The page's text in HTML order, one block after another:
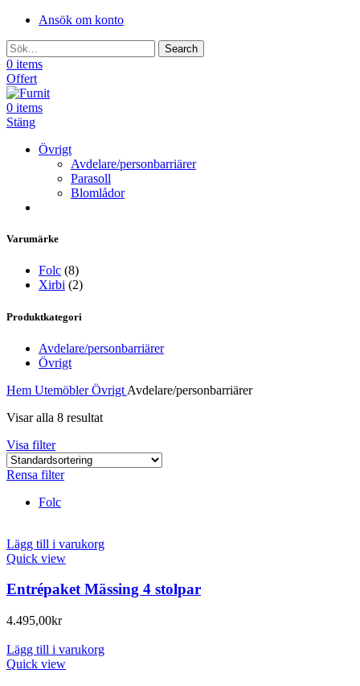
Ansök om konto
Search
0 items
Offert
0 items
Stäng
Övrigt
Avdelare/personbarriärer
Parasoll
Blomlådor
Varumärke
Folc (8)
Xirbi (2)
Produktkategori
Avdelare/personbarriärer
Övrigt
Hem UtemöblerÖvrigt Avdelare/personbarriärer
Visar alla 8 resultat
Visa filter
Rensa filter
Folc
Lägg till i varukorg
Quick view
Entrépaket Mässing 4 stolpar
4.495,00kr
Lägg till i varukorg
Quick view